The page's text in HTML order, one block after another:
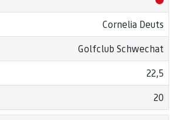
Cornelia Deuts
Golfclub Schwechat
22,5
20